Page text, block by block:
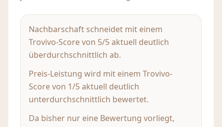
Nachbarschaft schneidet mit einem
Trovivo-Score von 5/5 aktuell deutlich
überdurchschnittlich ab.
Preis-Leistung wird mit einem Trovivo-
Score von 1/5 aktuell deutlich
unterdurchschnittlich bewertet.
Da bisher nur eine Bewertung vorliegt,